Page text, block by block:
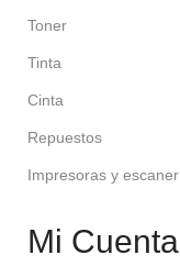
Toner
Tinta
Cinta
Repuestos
Impresoras y escaner
Mi Cuenta